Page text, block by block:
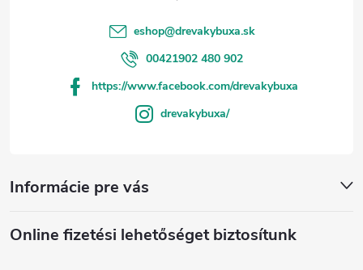
eshop@drevakybuxa.sk
00421902 480 902
https://www.facebook.com/drevakybuxa
drevakybuxa/
Informácie pre vás
Online fizetési lehetőséget biztosítunk